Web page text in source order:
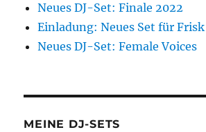
Neues DJ-Set: Finale 2022
Einladung: Neues Set für Frisk
Neues DJ-Set: Female Voices
MEINE DJ-SETS